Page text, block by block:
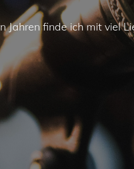
Jahren finde ich mit viel